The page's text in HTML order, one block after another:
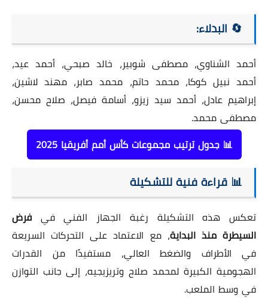
🔄 البدلاء:
أحمد الشناوي، مصطفى شوبير، خالد صبحي، أحمد عيد،
أحمد نبيل كوكا، محمد حاتم، محمد صابر، مهند لاشين،
إبراهيم عادل، أحمد سيد زيزو، أسامة فيصل، صلاح محسن،
مصطفى محمد.
📊 جدول ترتيب مجموعات كأس أمم أفريقيا 2025
📊 قراءة فنية للتشكيلة
تعكس هذه التشكيلة رغبة الجهاز الفني في فرض
السيطرة منذ البداية، مع الاعتماد على التحركات السريعة
في الأطراف والضغط العالي، مستفيدًا من القدرات
الهجومية الكبيرة لمحمد صلاح وتريزيجيه، إلى جانب التوازن
في وسط الملعب.